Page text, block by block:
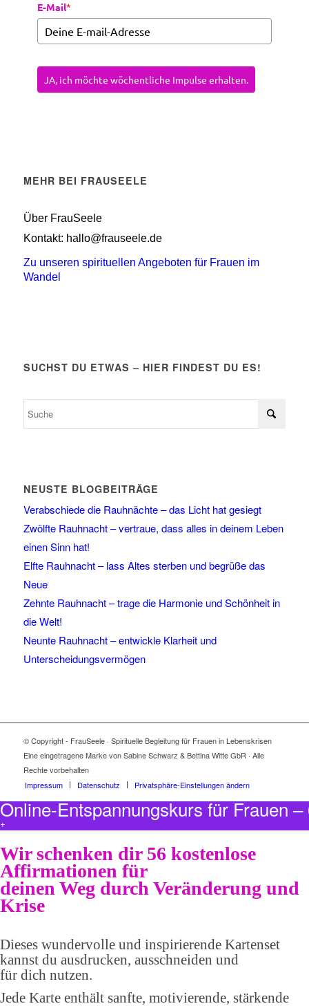
E-Mail*
JA, ich möchte wöchentliche Impulse erhalten.
MEHR BEI FRAUSEELE
Über FrauSeele
Kontakt: hallo@frauseele.de
Zu unseren spirituellen Angeboten für Frauen im
Wandel
SUCHST DU ETWAS – HIER FINDEST DU ES!
NEUSTE BLOGBEITRÄGE
Verabschiede die Rauhnächte – das Licht hat gesiegt
Zwölfte Rauhnacht – vertraue, dass alles in deinem Leben
einen Sinn hat!
Elfte Rauhnacht – lass Altes sterben und begrüße das
Neue
Zehnte Rauhnacht – trage die Harmonie und Schönheit in
die Welt!
Neunte Rauhnacht – entwickle Klarheit und
Unterscheidungsvermögen
© Copyright - FrauSeele · Spirituelle Begleitung für Frauen in Lebenskrisen
Eine eingetragene Marke von Sabine Schwarz & Bettina Witte GbR · Alle
Rechte vorbehalten
Impressum
Datenschutz Privatsphäre-Einstellungen ändern
Online-Entspannungskurs für Frauen
+
Wir schenken dir 56 kostenlose
Affirmationen für
deinen Weg durch Veränderung und
Krise
Dieses wundervolle und inspirierende Kartenset
kannst du ausdrucken, ausschneiden und
für dich nutzen.
Jede Karte enthält sanfte, motivierende, stärkende